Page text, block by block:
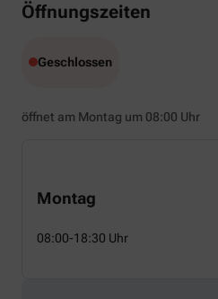
Öffnungszeiten
Geschlossen
öffnet am Montag um 08:00 Uhr
Montag
08:00-18:30 Uhr